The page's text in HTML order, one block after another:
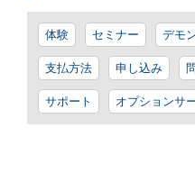
体験 セミナー デモ
支払方法 申し込み
サポート オプションサ